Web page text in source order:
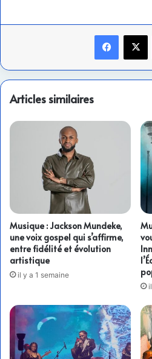
X
Articles similaires
Musique : Jackson Mundeke,
une voix gospel qui s’affirme,
entre fidélité et évolution
artistique
il y a 1 semaine